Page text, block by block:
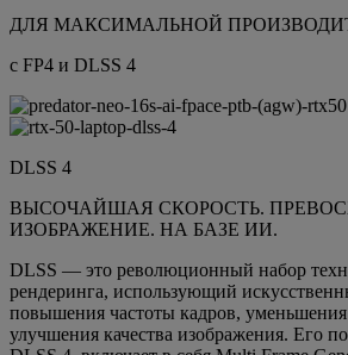
ДЛЯ МАКСИМАЛЬНОЙ
с FP4 и DLSS 4
DLSS 4
ВЫСОЧАЙШАЯ СКОРОСТЬ.
ИЗОБРАЖЕНИЕ. НА БАЗЕ ИИ.
DLSS — это революционный набор
рендеринга, использующий
повышения частоты кадров,
улучшения качества изображения. Его